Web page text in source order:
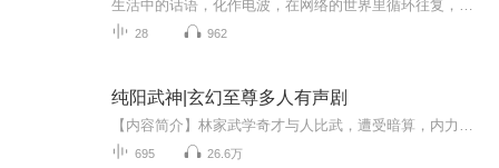
28 962
纯阳武神|玄幻至尊多人有声剧
695 26.6万